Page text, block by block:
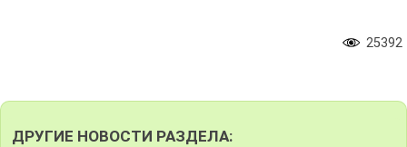
25392
ДРУГИЕ НОВОСТИ РАЗДЕЛА: